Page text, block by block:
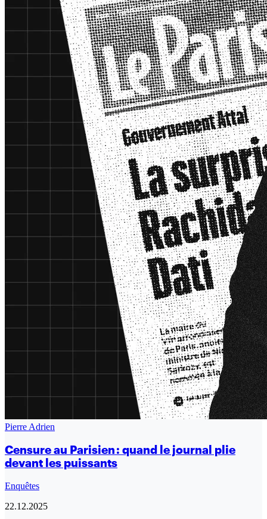
Pierre Adrien
Censure au Parisien : quand le journal plie
devant les puissants
Enquêtes
22.12.2025